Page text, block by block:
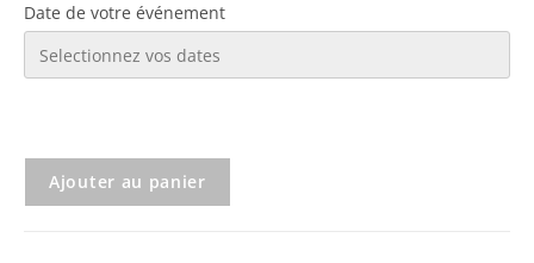
Date de votre événement
Ajouter au panier